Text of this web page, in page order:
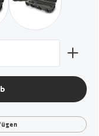
/ Takedownmilitär grün /
Wert ein oder